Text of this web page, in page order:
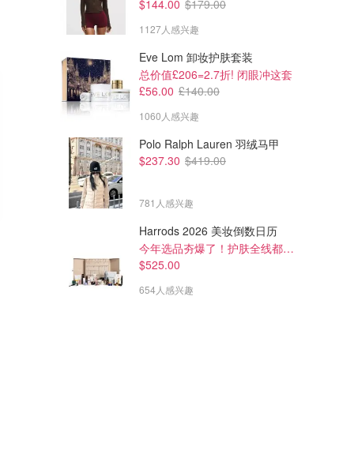
Hourglass 液体腮红 多色号
气血感美女的长期主义选择！
$43.35 $51.00
Hourglass 单色腮红 Mini
Sephora
$144.00 $179.00
1127人感兴趣
Eve Lom 卸妆护肤套装
总价值£206=2.7折! 闭眼冲这套
£56.00 £140.00
1060人感兴趣
Polo Ralph Lauren 羽绒马甲
$237.30 $419.00
781人感兴趣
Harrods 2026 美妆倒数日历
今年选品夯爆了！护肤全线都很绝
$525.00
654人感兴趣